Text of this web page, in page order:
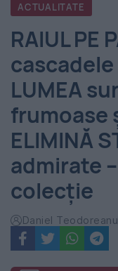
România
-
Evenimentul
Zilei
ACTUALITATE
RAIUL PE
cascadele
LUMEA
frumoase
ELIMINĂ
admirate
colecţie
Daniel Teodoreanu